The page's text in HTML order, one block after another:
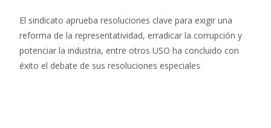
El sindicato aprueba resoluciones clave para exigir una
reforma de la representatividad, erradicar la corrupción y
potenciar la industria, entre otros USO ha concluido con
éxito el debate de sus resoluciones especiales